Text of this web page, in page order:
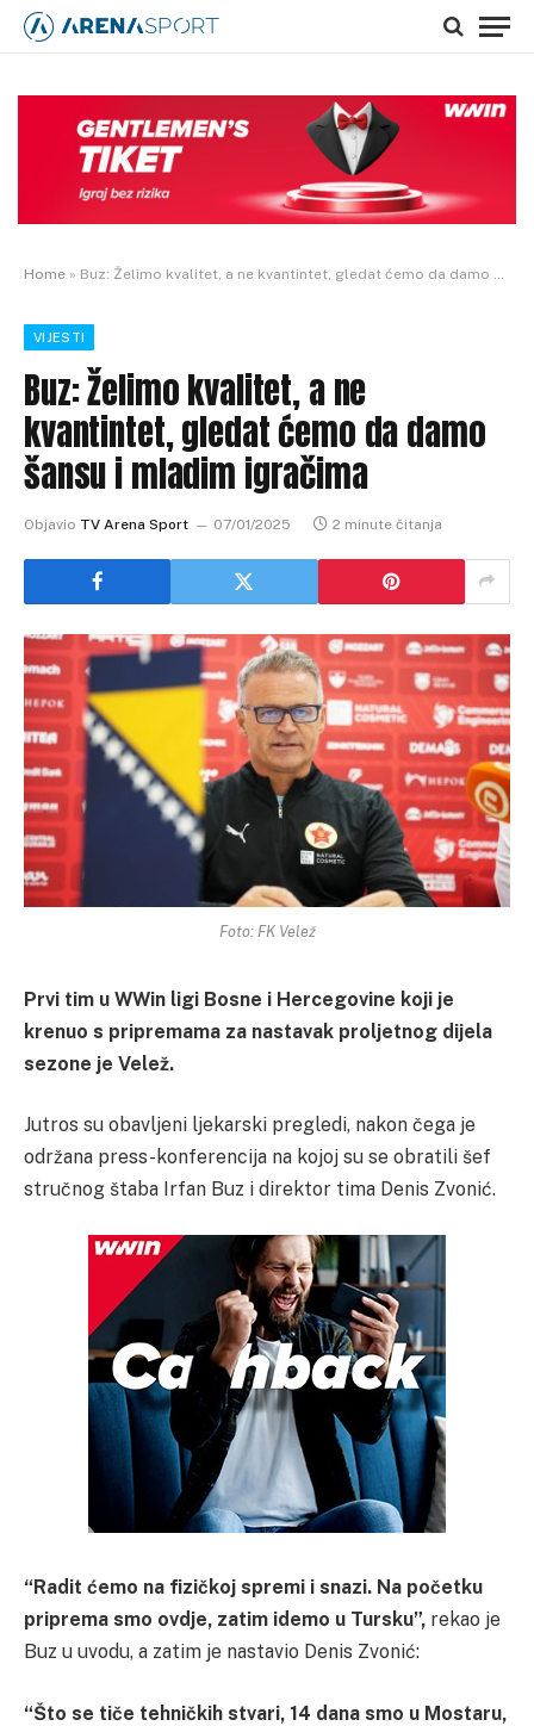
Home » Buz: Želimo kvalitet, a ne kvantintet, gledat ćemo da damo šansu i mladim igračima
VIJESTI
Buz: Želimo kvalitet, a ne
kvantintet, gledat ćemo da damo
šansu i mladim igračima
Objavio TV Arena Sport 07/01/2025 2 minute čitanja
Foto: FK Velež
Prvi tim u WWin ligi Bosne i Hercegovine koji je
krenuo s pripremama za nastavak proljetnog dijela
sezone je Velež.
Jutros su obavljeni ljekarski pregledi, nakon čega je
održana press-konferencija na kojoj su se obratili šef
stručnog štaba Irfan Buz i direktor tima Denis Zvonić.
“Radit ćemo na fizičkoj spremi i snazi. Na početku
priprema smo ovdje, zatim idemo u Tursku”, rekao je
Buz u uvodu, a zatim je nastavio Denis Zvonić:
“Što se tiče tehničkih stvari, 14 dana smo u Mostaru,